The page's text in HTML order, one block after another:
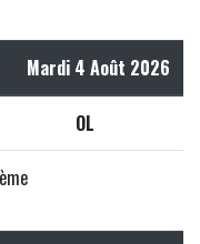
Mardi 4 Août 2026
OL